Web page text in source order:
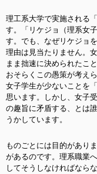
理工系大学で実施される
す。「リケジョ（理系女
す。でも、なぜリケジョ
理由は見当たりません。
まま拙速に決められたこと
おそらくこの愚策が考え
女子学生が少ないことを
思います。しかし、女子
の趣旨に矛盾する、とは
うかしています。
ものごとには目的があり
があるのです。理系職業
してそうしなければなら